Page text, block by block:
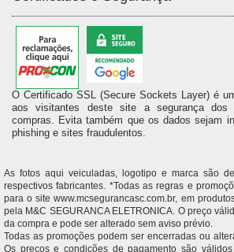
O Certificado SSL (Secure Sockets Layer) é
aos visitantes deste site a segurança
compras. Evita também que os dados sejam
phishing e sites fraudulentos.
As fotos aqui veiculadas, logotipo e marca são
respectivos fabricantes. *Todas as regras e
para o site www.mcsegurancasc.com.br, em
pela M&C SEGURANCA ELETRONICA. O preço
da compra e pode ser alterado sem aviso prévio.
Todas as promoções podem ser encerradas ou
Os preços e condições de pagamento são